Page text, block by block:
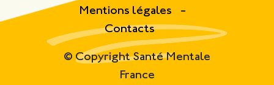
Mentions légales
Contacts
© Copyright Santé Mentale
France